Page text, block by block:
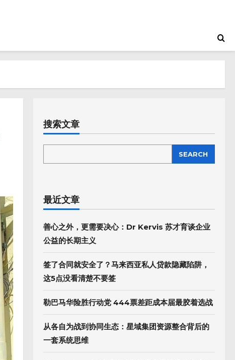
搜索文章
SEARCH
最近文章
善心之外，更需要决心：Dr Kervis 苏才育谈企业
公益的长期主义
签了合同就安全了？马来西亚私人贷款隐藏陷阱，
这5点没看清楚不要签
勒巴马华险胜行动党 444票差距成本届最胶着选战
从各自为战到协同生态：星域集团资源整合背后的
一套系统思维